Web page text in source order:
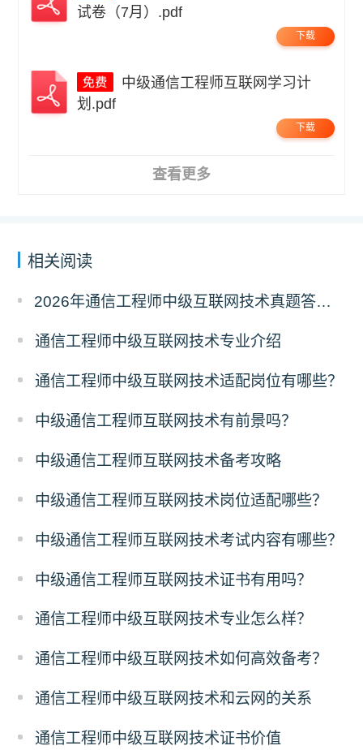
试卷（7月）.pdf
下载
划.pdf
下载
查看更多
相关阅读
2026年通信工程师中级互联网技术真题答案解析（考后更新）
通信工程师中级互联网技术专业介绍
通信工程师中级互联网技术适配岗位有哪些？
中级通信工程师互联网技术有前景吗？
中级通信工程师互联网技术备考攻略
中级通信工程师互联网技术岗位适配哪些？
中级通信工程师互联网技术考试内容有哪些？
中级通信工程师互联网技术证书有用吗？
通信工程师中级互联网技术专业怎么样？
通信工程师中级互联网技术如何高效备考？
通信工程师中级互联网技术和云网的关系
通信工程师中级互联网技术证书价值